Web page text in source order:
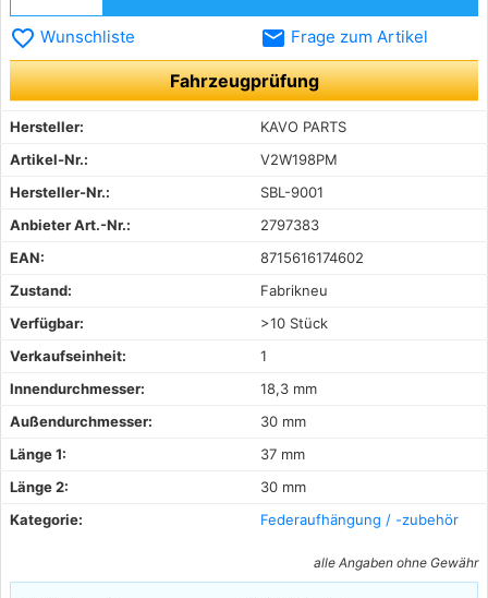
favorite_border Wunschliste email Frage zum Artikel
Fahrzeugprüfung
Hersteller:
KAVO PARTS
Artikel-Nr.:
V2W198PM
Hersteller-Nr.:
SBL-9001
Anbieter Art.-Nr.:
2797383
EAN:
8715616174602
Zustand:
Fabrikneu
Verfügbar:
>10 Stück
Verkaufseinheit:
1
Innendurchmesser:
18,3 mm
Außendurchmesser:
30 mm
Länge 1:
37 mm
Länge 2:
30 mm
Kategorie:
Federaufhängung / -zubehör
alle Angaben ohne Gewähr